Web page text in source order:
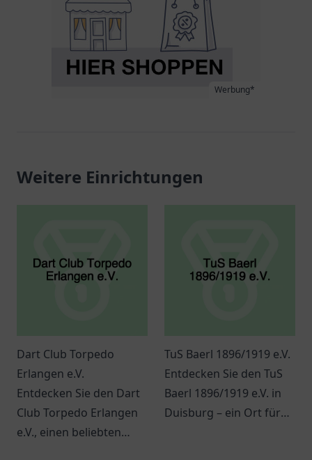
Werbung*
Weitere Einrichtungen
Dart Club Torpedo
Erlangen e.V.
Entdecken Sie den Dart
Club Torpedo Erlangen
e.V., einen beliebten
TuS Baerl 1896/1919 e.V.
Entdecken Sie den TuS
Baerl 1896/1919 e.V. in
Duisburg – ein Ort für